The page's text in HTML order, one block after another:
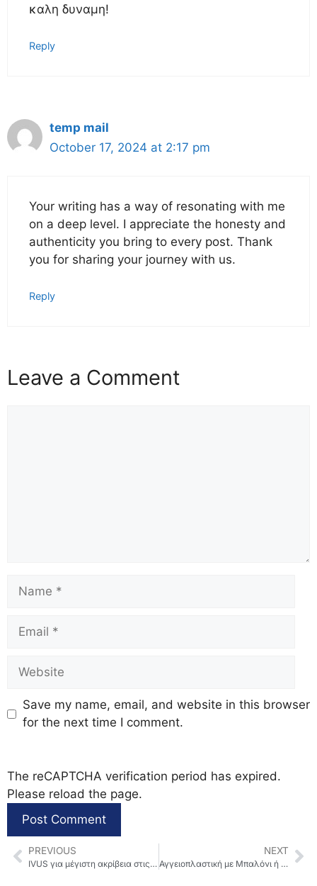
καλη δυναμη!
Reply
temp mail
October 17, 2024 at 2:17 pm
Your writing has a way of resonating with me
on a deep level. I appreciate the honesty and
authenticity you bring to every post. Thank
you for sharing your journey with us.
Reply
Leave a Comment
Save my name, email, and website in this browser
for the next time I comment.
The reCAPTCHA verification period has expired.
Please reload the page.
PREVIOUS
IVUS για μέγιστη ακρίβεια στις Στεφανιαίες επεμβάσεις
NEXT
Αγγειοπλαστική με Μπαλόνι ή Stent